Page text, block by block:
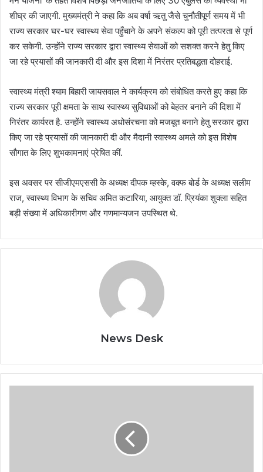
शीघ्र की जाएगी. मुख्यमंत्री ने कहा कि अब वर्षा ऋतु जैसे चुनौतीपूर्ण समय में भी
राज्य सरकार घर-घर स्वास्थ्य सेवा पहुँचाने के अपने संकल्प को पूरी तत्परता से पूर्ण
कर सकेगी. उन्होंने राज्य सरकार द्वारा स्वास्थ्य सेवाओं को सशक्त करने हेतु किए
जा रहे प्रयासों की जानकारी दी और इस दिशा में निरंतर प्रतिबद्धता दोहराई.
स्वास्थ्य मंत्री श्याम बिहारी जायसवाल ने कार्यक्रम को संबोधित करते हुए कहा कि
राज्य सरकार पूरी क्षमता के साथ स्वास्थ्य सुविधाओं को बेहतर बनाने की दिशा में
निरंतर कार्यरत है. उन्होंने स्वास्थ्य अधोसंरचना को मजबूत बनाने हेतु सरकार द्वारा
किए जा रहे प्रयासों की जानकारी दी और मैदानी स्वास्थ्य अमले को इस विशेष
सौगात के लिए शुभकामनाएं प्रेषित कीं.
इस अवसर पर सीजीएमएससी के अध्यक्ष दीपक म्हस्के, वक्फ बोर्ड के अध्यक्ष सलीम
राज, स्वास्थ्य विभाग के सचिव अमित कटारिया, आयुक्त डॉ. प्रियंका शुक्ला सहित
बड़ी संख्या में अधिकारीगण और गणमान्यजन उपस्थित थे.
News Desk